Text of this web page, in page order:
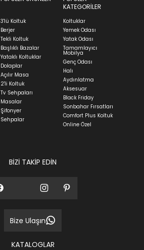
kargoya verilme süresi
teslim süresi yaşadığınız şehre
göre ortalama 5-24 iş
grubu ürün siparişlerinizin teslim
şehre ve ürünün stok durumuna
45 iş günüdür.
sürecinizi takip edebilirsiniz.
Sorulan Sorularbölümünü ziyaret
3'lü Koltuk
Berjer
Tekli Koltuk
Başlıklı Bazalar
Yataklı Koltuklar
Dolaplar
Açılır Masa
2'li Koltuk
Tv Sehpaları
Masalar
Şifonyer
Sehpalar
KATEGORİLER
Koltuklar
Yemek Odası
Yatak Odası
Tamamlayıcı
Mobilya
Genç Odası
Halı
Aydınlatma
Aksesuar
Black Friday
Sonbahar Fırsatları
Comfort Plus Koltuk
Online Özel
BİZİ TAKİP EDİN
Bize Ulaşın
KATALOGLAR